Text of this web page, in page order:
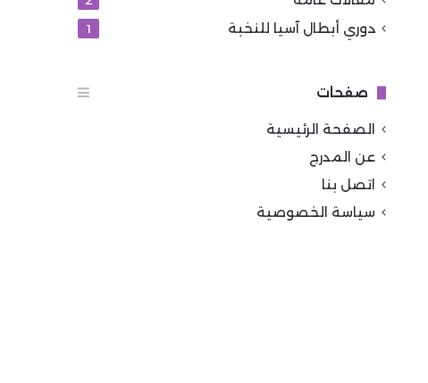
دوري أبطال آسيا للنخبة 1
صفحات
الصفحة الرئيسية
عن المدرج
اتصل بنا
سياسة الخصوصية